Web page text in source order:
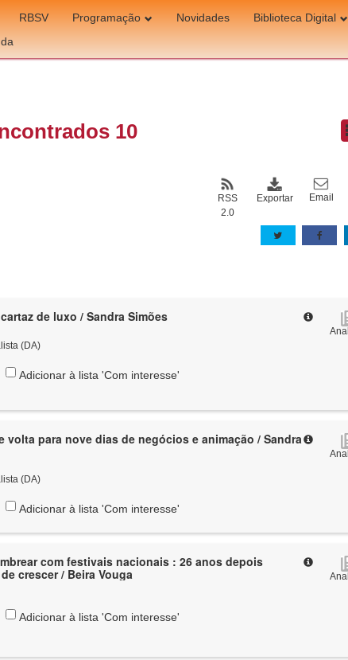
RBSV Programação Novidades Biblioteca Digital
10
Email
Exportar
RSS
2.0
de luxo / Sandra Simões
(DA)
Adicionar à lista 'Com interesse'
volta para nove dias de negócios e animação / Sandra
(DA)
Adicionar à lista 'Com interesse'
com festivais nacionais : 26 anos depois
crescer / Beira Vouga
Adicionar à lista 'Com interesse'